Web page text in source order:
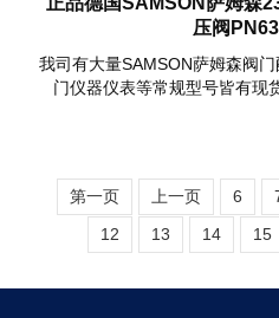
压阀
我司有大量SAMSON萨姆森阀
门仪器仪表等常规型号皆有现
第一页 上一页 6
12
13 14 15